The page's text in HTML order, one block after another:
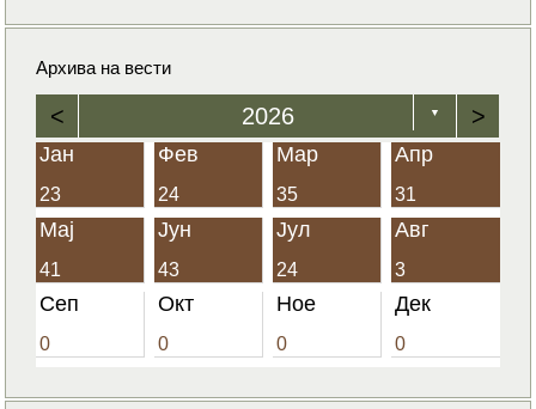
Архива на вести
< 2026 ▼ >
Јан
23
Фев
24
Мар
35
Апр
31
Мај
41
Јун
43
Јул
24
Авг
3
Сеп
0
Окт
0
Ное
0
Дек
0